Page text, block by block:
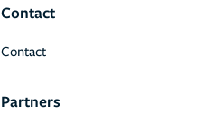
Contact
Contact
Partners